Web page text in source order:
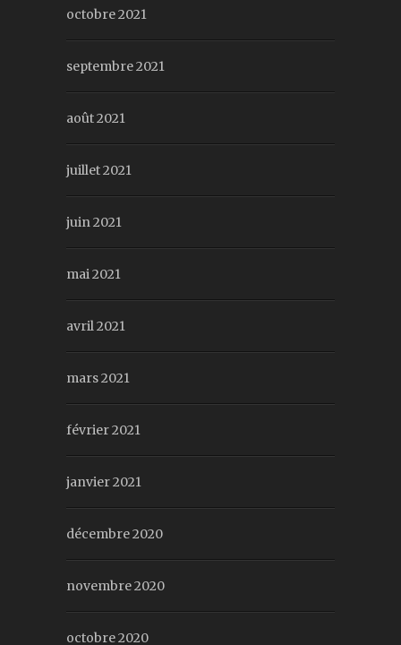
octobre 2021
septembre 2021
août 2021
juillet 2021
juin 2021
mai 2021
avril 2021
mars 2021
février 2021
janvier 2021
décembre 2020
novembre 2020
octobre 2020